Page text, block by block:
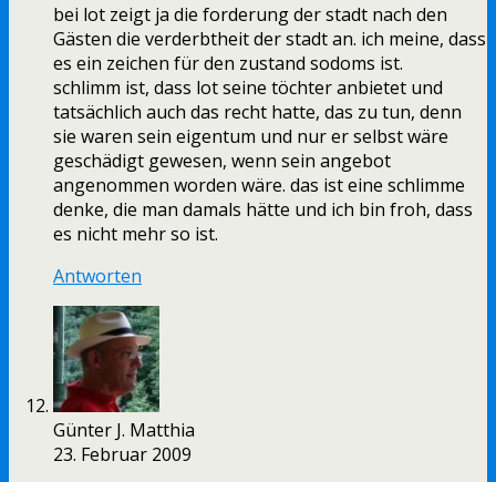
bei lot zeigt ja die forderung der stadt nach den
Gästen die verderbtheit der stadt an. ich meine, dass
es ein zeichen für den zustand sodoms ist.
schlimm ist, dass lot seine töchter anbietet und
tatsächlich auch das recht hatte, das zu tun, denn
sie waren sein eigentum und nur er selbst wäre
geschädigt gewesen, wenn sein angebot
angenommen worden wäre. das ist eine schlimme
denke, die man damals hätte und ich bin froh, dass
es nicht mehr so ist.
Antworten
Günter J. Matthia
23. Februar 2009